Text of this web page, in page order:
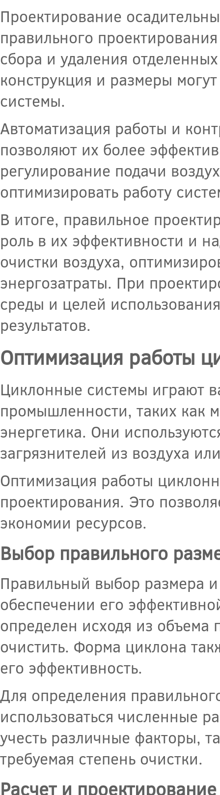
Проектирование
правильного
сбора и удаления
конструкция и размеры
системы.
Автоматизация работы и
позволяют их более
регулирование подачи
оптимизировать работу
В итоге, правильное
роль в их эффективности и
очистки воздуха,
энергозатраты. При
среды и целей
результатов.
Оптимизация работы
Циклонные системы играют
промышленности, таких как
энергетика. Они
загрязнителей из воздуха
Оптимизация работы
проектирования. Это
экономии ресурсов.
Выбор правильного
Правильный выбор размера
обеспечении его
определен исходя из
очистить. Форма циклона
его эффективность.
Для определения
использоваться численные
учесть различные факторы,
требуемая степень очистки.
Расчет и